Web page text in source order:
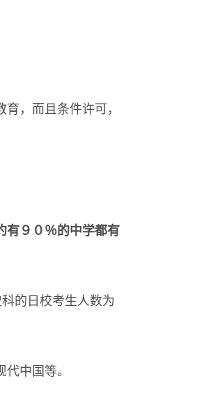
，而且条件许可，
有９０％的中学都有
的日校考生人数为
中国等。